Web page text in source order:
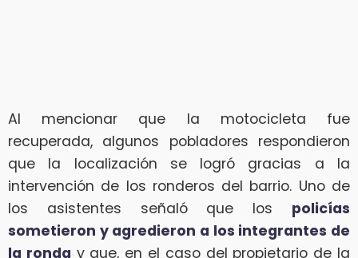
Al mencionar que la motocicleta fue
recuperada, algunos pobladores respondieron
que la localización se logró gracias a la
intervención de los ronderos del barrio. Uno de
los asistentes señaló que los policías
sometieron y agredieron a los integrantes de
la ronda y que, en el caso del propietario de la